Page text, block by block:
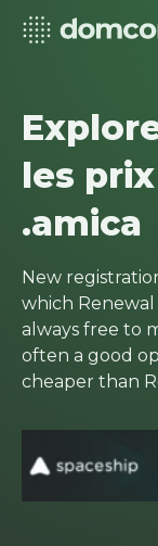
les
.amica
New
which Renewal
always free to
often a good
cheaper than